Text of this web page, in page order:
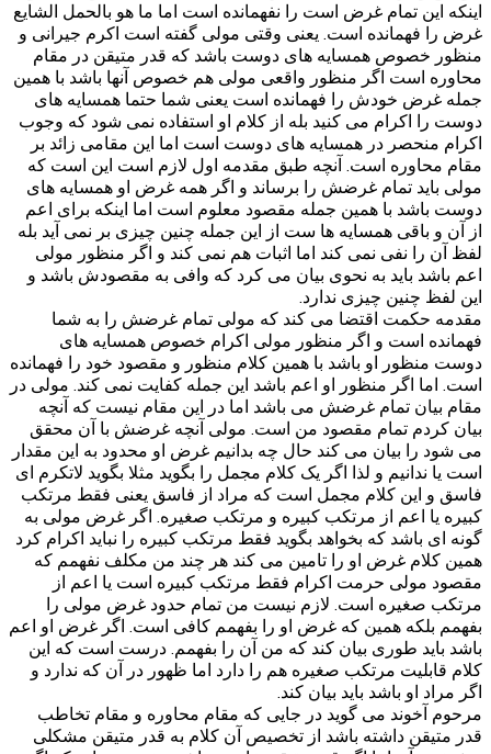
اینکه این تمام غرض است را نفهمانده است اما ما هو بالحمل الشایع
غرض را فهمانده است. یعنی وقتی مولی گفته است اکرم جیرانی و
منظور خصوص همسایه های دوست باشد که قدر متیقن در مقام
محاوره است اگر منظور واقعی مولی هم خصوص آنها باشد با همین
جمله غرض خودش را فهمانده است یعنی شما حتما همسایه های
دوست را اکرام می کنید بله از کلام او استفاده نمی شود که وجوب
اکرام منحصر در همسایه های دوست است اما این مقامی زائد بر
مقام محاوره است. آنچه طبق مقدمه اول لازم است این است که
مولی باید تمام غرضش را برساند و اگر همه غرض او همسایه های
دوست باشد با همین جمله مقصود معلوم است اما اینکه برای اعم
از آن و باقی همسایه ها ست از این جمله چنین چیزی بر نمی آید بله
لفظ آن را نفی نمی کند اما اثبات هم نمی کند و اگر منظور مولی
اعم باشد باید به نحوی بیان می کرد که وافی به مقصودش باشد و
این لفظ چنین چیزی ندارد.
مقدمه حکمت اقتضا می کند که مولی تمام غرضش را به شما
فهمانده است و اگر منظور مولی اکرام خصوص همسایه های
دوست منظور او باشد با همین کلام منظور و مقصود خود را فهمانده
است. اما اگر منظور او اعم باشد این جمله کفایت نمی کند. مولی در
مقام بیان تمام غرضش می باشد اما در این مقام نیست که آنچه
بیان کردم تمام مقصود من است. مولی آنچه غرضش با آن محقق
می شود را بیان می کند حال چه بدانیم غرض او محدود به این مقدار
است یا ندانیم و لذا اگر یک کلام مجمل را بگوید مثلا بگوید لاتکرم ای
فاسق و این کلام مجمل است که مراد از فاسق یعنی فقط مرتکب
کبیره یا اعم از مرتکب کبیره و مرتکب صغیره. اگر غرض مولی به
گونه ای باشد که بخواهد بگوید فقط مرتکب کبیره را نباید اکرام کرد
همین کلام غرض او را تامین می کند هر چند من مکلف نفهمم که
مقصود مولی حرمت اکرام فقط مرتکب کبیره است یا اعم از
مرتکب صغیره است. لازم نیست من تمام حدود غرض مولی را
بفهمم بلکه همین که غرض او را بفهمم کافی است. اگر غرض او اعم
باشد باید طوری بیان کند که من آن را بفهمم. درست است که این
کلام قابلیت مرتکب صغیره هم را دارد اما ظهور در آن که ندارد و
اگر مراد او باشد باید بیان کند.
مرحوم آخوند می گوید در جایی که مقام محاوره و مقام تخاطب
قدر متیقن داشته باشد از تخصیص آن کلام به قدر متیقن مشکلی